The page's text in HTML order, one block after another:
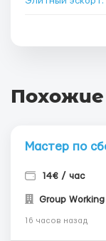
Мастер по
14€ / час
Group Working
16 часов назад